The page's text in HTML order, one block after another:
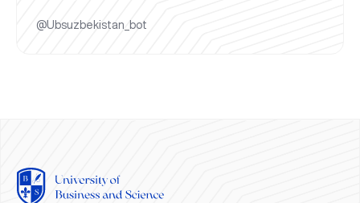
@Ubsuzbekistan_bot